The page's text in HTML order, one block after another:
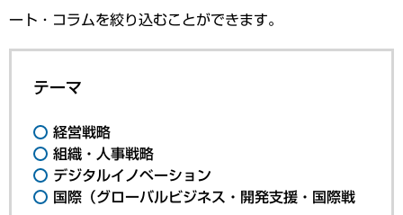
ート・コラムを絞り込むことができます。
テーマ
経営戦略
組織・人事戦略
デジタルイノベーション
国際（グローバルビジネス・開発支援・国際戦